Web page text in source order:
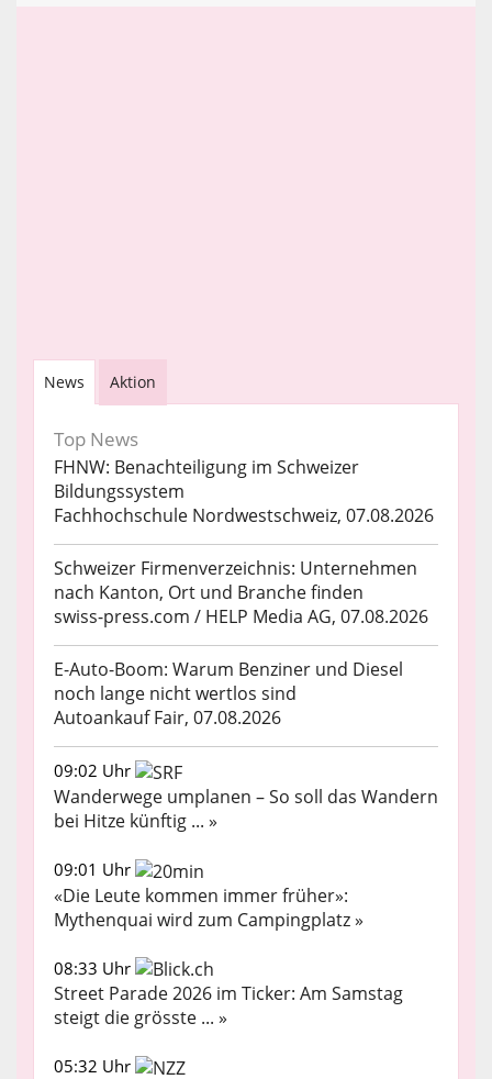
News Aktion
Top News
FHNW: Benachteiligung im Schweizer
Bildungssystem
Fachhochschule Nordwestschweiz, 07.08.2026
Schweizer Firmenverzeichnis: Unternehmen
nach Kanton, Ort und Branche finden
swiss-press.com / HELP Media AG, 07.08.2026
E-Auto-Boom: Warum Benziner und Diesel
noch lange nicht wertlos sind
Autoankauf Fair, 07.08.2026
09:02 Uhr
Wanderwege umplanen – So soll das Wandern
bei Hitze künftig ... »
09:01 Uhr
«Die Leute kommen immer früher»:
Mythenquai wird zum Campingplatz »
08:33 Uhr
Street Parade 2026 im Ticker: Am Samstag
steigt die grösste ... »
05:32 Uhr